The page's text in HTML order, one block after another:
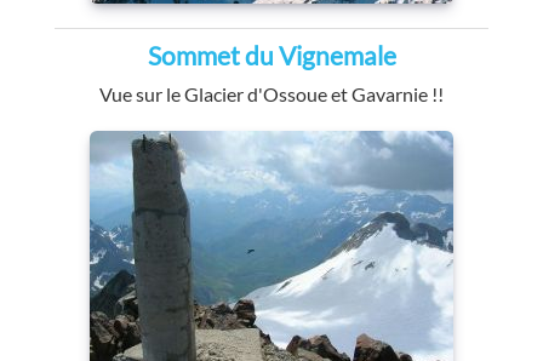
Sommet du Vignemale
Vue sur le Glacier d'Ossoue et Gavarnie !!